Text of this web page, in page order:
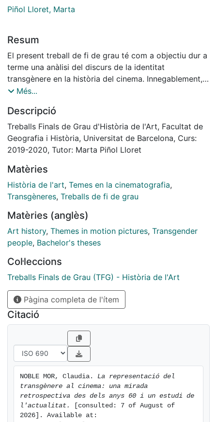
Piñol Lloret, Marta
Resum
El present treball de fi de grau té com a objectiu dur a
terme una anàlisi del discurs de la identitat
transgènere en la història del cinema. Innegablement,
la percepció de la identitat trans ha estat i és
aquest motiu, en la primera part de l’escrit es pretén
contextualitzar la representació de les persones trans
en la contemporaneïtat, moment en què estem vivint
un augment de la seva visibilitat en el cinema, la qual
i ha contribuït a la discussió pública.
Se li atorgarà el pes al cinema de ficció, atès que a la
segona part s’analitzaran tres llargmetratges realitzats
relleu com ha canviat la percepció de la identitat
transgènere des dels inicis de la seva representació en
l’art cinematogràfic fins a l’actualitat; és a dir, com ha
canvis ha comportat. Així mateix, és fonamental que
sigui un estudi que serveixi per donar visibilitat al
col·lectiu LGBTIQ+, en concret a la representació
passada i actual – sovint, més adequada – de les
persones trans.
Més...
Descripció
Treballs Finals de Grau d'Història de l'Art, Facultat de
Geografia i Història, Universitat de Barcelona, Curs:
2019-2020, Tutor: Marta Piñol Lloret
Matèries
Història de l'art, Temes en la cinematografia,
Transgèneres, Treballs de fi de grau
Matèries (anglès)
Art history, Themes in motion pictures, Transgender
people, Bachelor's theses
Col·leccions
Treballs Finals de Grau (TFG) - Història de l'Art
Pàgina completa de l'ítem
Citació
NOBLE MOR, Claudia. La representació del
transgènere al cinema: una mirada
retrospectiva des dels anys 60 i un estudi de
l'actualitat.
[consulted: 7 of August of
2026]. Available at: